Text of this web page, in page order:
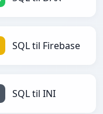
SQL til Firebase
SQL til INI